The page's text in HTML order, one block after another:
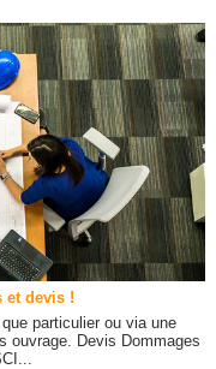
et devis !
que particulier ou via une
ouvrage. Devis Dommages